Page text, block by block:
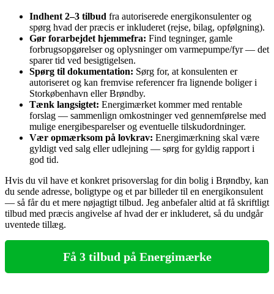
Indhent 2–3 tilbud fra autoriserede energikonsulenter og
spørg hvad der præcis er inkluderet (rejse, bilag, opfølgning).
Gør forarbejdet hjemmefra: Find tegninger, gamle
forbrugsopgørelser og oplysninger om varmepumpe/fyr — det
sparer tid ved besigtigelsen.
Spørg til dokumentation: Sørg for, at konsulenten er
autoriseret og kan fremvise referencer fra lignende boliger i
Storkøbenhavn eller Brøndby.
Tænk langsigtet: Energimærket kommer med rentable
forslag — sammenlign omkostninger ved gennemførelse med
mulige energibesparelser og eventuelle tilskudordninger.
Vær opmærksom på lovkrav: Energimærkning skal være
gyldigt ved salg eller udlejning — sørg for gyldig rapport i
god tid.
Hvis du vil have et konkret prisoverslag for din bolig i Brøndby, kan
du sende adresse, boligtype og et par billeder til en energikonsulent
— så får du et mere nøjagtigt tilbud. Jeg anbefaler altid at få skriftligt
tilbud med præcis angivelse af hvad der er inkluderet, så du undgår
uventede tillæg.
Få 3 tilbud på Energimærke